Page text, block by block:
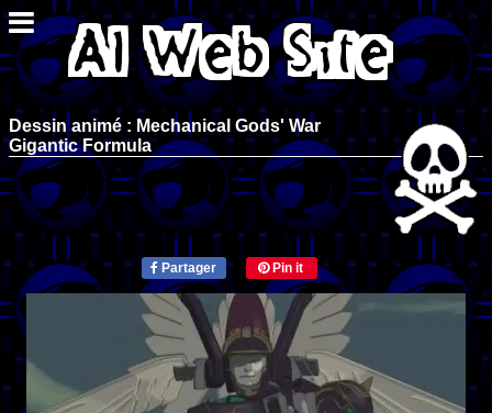
Dessin animé : Mechanical Gods' War
Gigantic Formula
Partager Pin it